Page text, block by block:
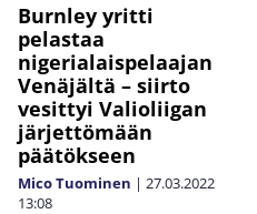
Burnley yritti
pelastaa
nigerialaispelaajan
Venäjältä – siirto
vesittyi Valioliigan
järjettömään
päätökseen
Mico Tuominen | 27.03.2022
13:08